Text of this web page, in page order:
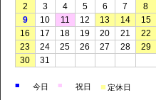
2
3 4 5 6 7
8
9
10 11 12 13 14
15
16
17 18 19 20 21
22
23
24 25 26 27 28
29
30
31
■ 今日 ■ 祝日 ■ 定休日